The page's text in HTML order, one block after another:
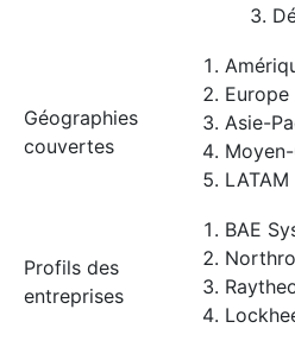
Géographies
couvertes
Europe
Asie-
LATAM
Profils des
entreprises
BAE